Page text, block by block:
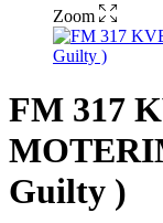
Zoom
FM 317
Guilty )